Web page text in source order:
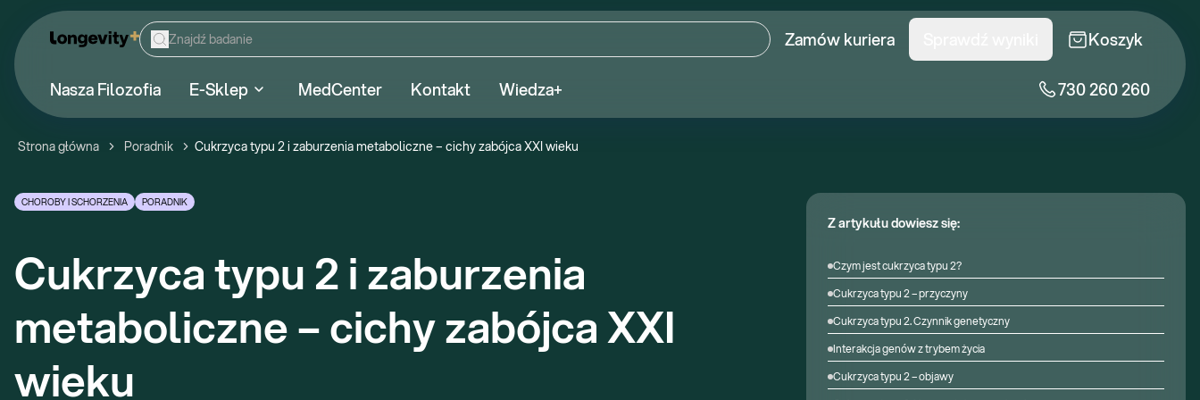
Zamów kuriera Koszyk
Nasza Filozofia E-Sklep MedCenter Kontakt Wiedza+ 730 260 260
Strona główna Poradnik Cukrzyca typu 2 i zaburzenia metaboliczne – cichy zabójca XXI wieku
CHOROBY I SCHORZENIA PORADNIK
Cukrzyca typu 2 i zaburzenia
metaboliczne – cichy zabójca XXI
wieku
Z artykułu dowiesz się:
Czym jest cukrzyca typu 2?
Cukrzyca typu 2 – przyczyny
Cukrzyca typu 2. Czynnik genetyczny
Interakcja genów z trybem życia
Cukrzyca typu 2 – objawy